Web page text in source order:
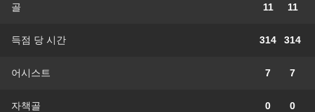
골 11 11
득점 당 시간 314 314
어시스트 7 7
자책골 0 0